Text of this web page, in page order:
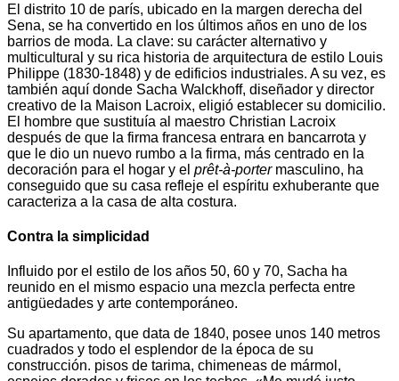
El distrito 10 de parís, ubicado en la margen derecha del
Sena, se ha convertido en los últimos años en uno de los
barrios de moda. La clave: su carácter alternativo y
multicultural y su rica historia de arquitectura de estilo Louis
Philippe (1830-1848) y de edificios industriales. A su vez, es
también aquí donde Sacha Walckhoff, diseñador y director
creativo de la Maison Lacroix, eligió establecer su domicilio.
El hombre que sustituía al maestro Christian Lacroix
después de que la firma francesa entrara en bancarrota y
que le dio un nuevo rumbo a la firma, más centrado en la
decoración para el hogar y el prêt-à-portermasculino, ha
conseguido que su casa refleje el espíritu exhuberante que
caracteriza a la casa de alta costura.
Contra la simplicidad
Influido por el estilo de los años 50, 60 y 70, Sacha ha
reunido en el mismo espacio una mezcla perfecta entre
antigüedades y arte contemporáneo.
Su apartamento, que data de 1840, posee unos 140 metros
cuadrados y todo el esplendor de la época de su
construcción. pisos de tarima, chimeneas de mármol,